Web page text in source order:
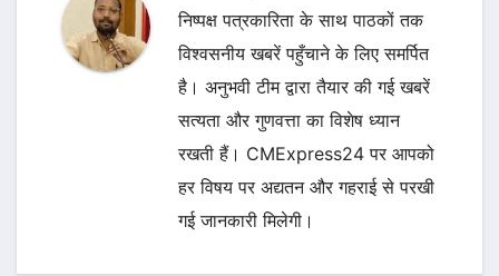
निष्पक्ष पत्रकारिता के साथ पाठकों तक
विश्वसनीय खबरें पहुँचाने के लिए समर्पित
है। अनुभवी टीम द्वारा तैयार की गई खबरें
सत्यता और गुणवत्ता का विशेष ध्यान
रखती हैं। CMExpress24 पर आपको
हर विषय पर अद्यतन और गहराई से परखी
गई जानकारी मिलेगी।